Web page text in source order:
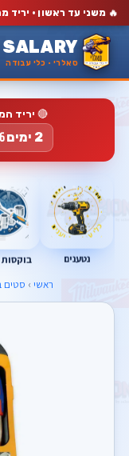
🔥 משני עד ראשון · יריד
SALARY
סאלרי · כלי עבודה
🔴 יריד
2 ימים
נטענים
ראשי › סטים